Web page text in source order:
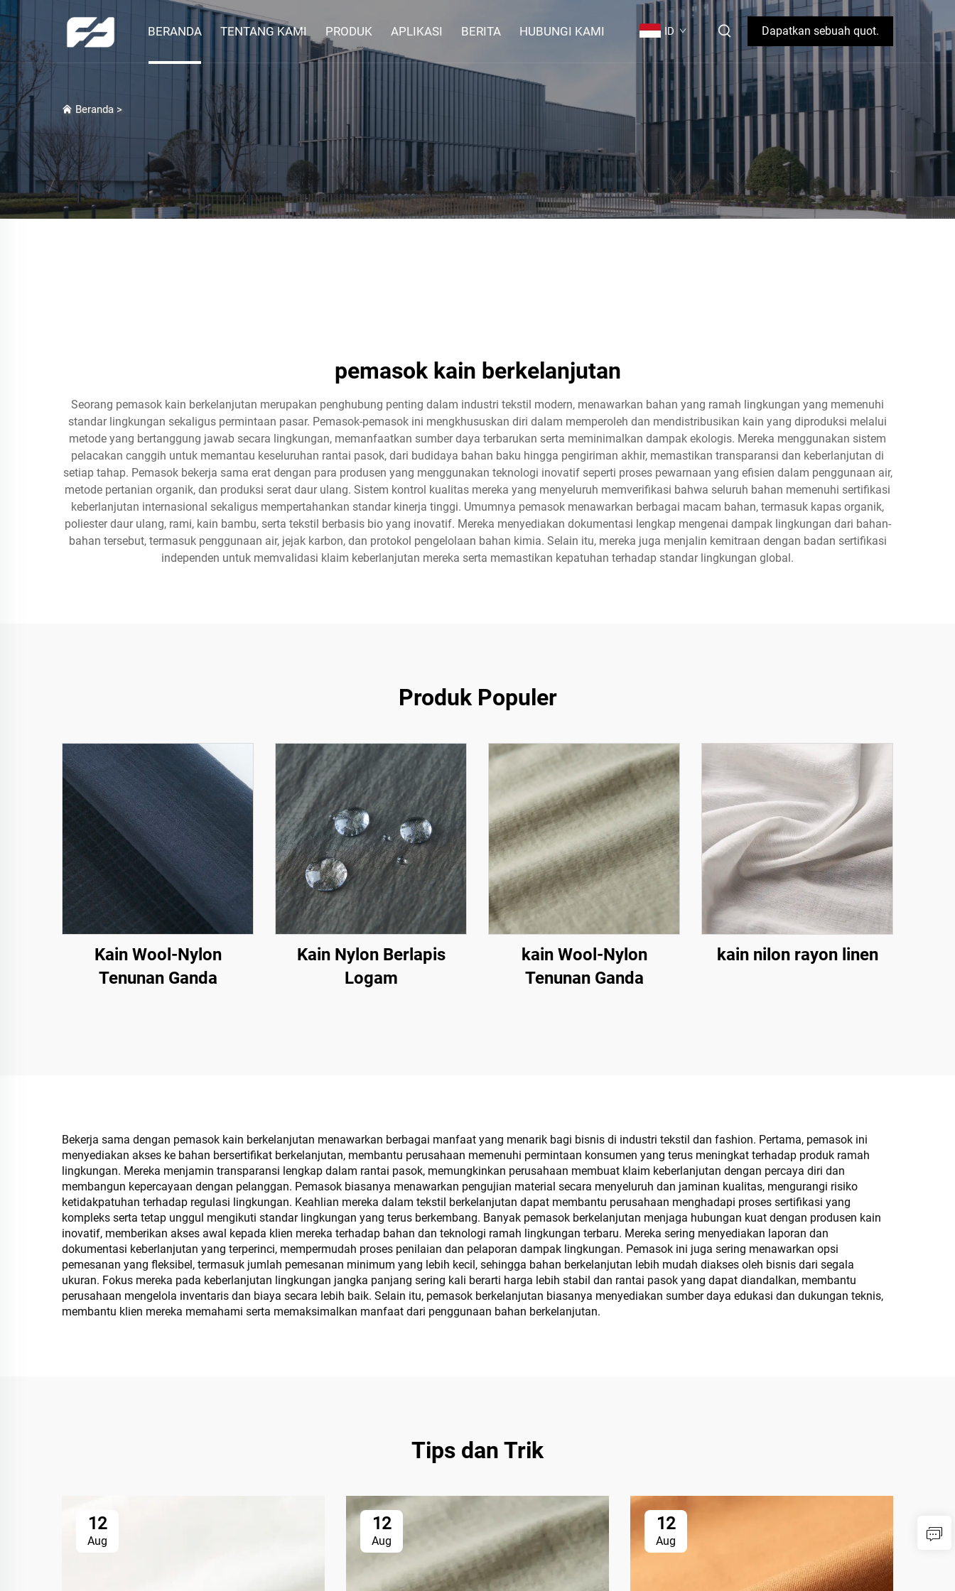
BERANDA TENTANG KAMI PRODUK APLIKASI BERITA HUBUNGI KAMI ID Dapatkan sebuah quot.
Beranda >
pemasok kain berkelanjutan
Seorang pemasok kain berkelanjutan merupakan penghubung penting dalam industri tekstil modern, menawarkan bahan yang ramah lingkungan yang memenuhi
standar lingkungan sekaligus permintaan pasar. Pemasok-pemasok ini mengkhususkan diri dalam memperoleh dan mendistribusikan kain yang diproduksi melalui
metode yang bertanggung jawab secara lingkungan, memanfaatkan sumber daya terbarukan serta meminimalkan dampak ekologis. Mereka menggunakan sistem
pelacakan canggih untuk memantau keseluruhan rantai pasok, dari budidaya bahan baku hingga pengiriman akhir, memastikan transparansi dan keberlanjutan di
setiap tahap. Pemasok bekerja sama erat dengan para produsen yang menggunakan teknologi inovatif seperti proses pewarnaan yang efisien dalam penggunaan air,
metode pertanian organik, dan produksi serat daur ulang. Sistem kontrol kualitas mereka yang menyeluruh memverifikasi bahwa seluruh bahan memenuhi sertifikasi
keberlanjutan internasional sekaligus mempertahankan standar kinerja tinggi. Umumnya pemasok menawarkan berbagai macam bahan, termasuk kapas organik,
poliester daur ulang, rami, kain bambu, serta tekstil berbasis bio yang inovatif. Mereka menyediakan dokumentasi lengkap mengenai dampak lingkungan dari bahan-
bahan tersebut, termasuk penggunaan air, jejak karbon, dan protokol pengelolaan bahan kimia. Selain itu, mereka juga menjalin kemitraan dengan badan sertifikasi
independen untuk memvalidasi klaim keberlanjutan mereka serta memastikan kepatuhan terhadap standar lingkungan global.
Produk Populer
Kain Wool-Nylon
Tenunan Ganda
Kain Nylon Berlapis
Logam
kain Wool-Nylon
Tenunan Ganda
kain nilon rayon linen
Bekerja sama dengan pemasok kain berkelanjutan menawarkan berbagai manfaat yang menarik bagi bisnis di industri tekstil dan fashion. Pertama, pemasok ini
menyediakan akses ke bahan bersertifikat berkelanjutan, membantu perusahaan memenuhi permintaan konsumen yang terus meningkat terhadap produk ramah
lingkungan. Mereka menjamin transparansi lengkap dalam rantai pasok, memungkinkan perusahaan membuat klaim keberlanjutan dengan percaya diri dan
membangun kepercayaan dengan pelanggan. Pemasok biasanya menawarkan pengujian material secara menyeluruh dan jaminan kualitas, mengurangi risiko
ketidakpatuhan terhadap regulasi lingkungan. Keahlian mereka dalam tekstil berkelanjutan dapat membantu perusahaan menghadapi proses sertifikasi yang
kompleks serta tetap unggul mengikuti standar lingkungan yang terus berkembang. Banyak pemasok berkelanjutan menjaga hubungan kuat dengan produsen kain
inovatif, memberikan akses awal kepada klien mereka terhadap bahan dan teknologi ramah lingkungan terbaru. Mereka sering menyediakan laporan dan
dokumentasi keberlanjutan yang terperinci, mempermudah proses penilaian dan pelaporan dampak lingkungan. Pemasok ini juga sering menawarkan opsi
pemesanan yang fleksibel, termasuk jumlah pemesanan minimum yang lebih kecil, sehingga bahan berkelanjutan lebih mudah diakses oleh bisnis dari segala
ukuran. Fokus mereka pada keberlanjutan lingkungan jangka panjang sering kali berarti harga lebih stabil dan rantai pasok yang dapat diandalkan, membantu
perusahaan mengelola inventaris dan biaya secara lebih baik. Selain itu, pemasok berkelanjutan biasanya menyediakan sumber daya edukasi dan dukungan teknis,
membantu klien mereka memahami serta memaksimalkan manfaat dari penggunaan bahan berkelanjutan.
Tips dan Trik
12
Aug
12
Aug
12
Aug